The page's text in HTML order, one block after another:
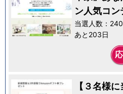
ン人気コン
当選人数：
あと203日
【３名様